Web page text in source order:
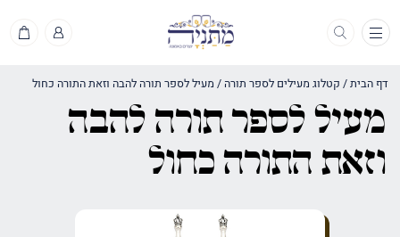
תפריט
דף הבית/ קטלוג מעילים לספר תורה / מעיל לספר תורה להבה וזאת התורה כחול
מעיל לספר תורה להבה
וזאת התורה כחול